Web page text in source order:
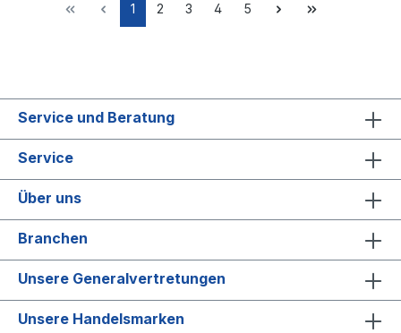
1 2 3 4 5
Service und Beratung
Service
Über uns
Branchen
Unsere Generalvertretungen
Unsere Handelsmarken